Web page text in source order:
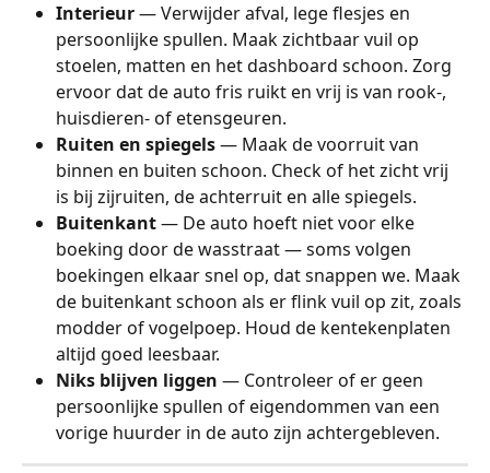
Interieur — Verwijder afval, lege flesjes en
persoonlijke spullen. Maak zichtbaar vuil op
stoelen, matten en het dashboard schoon. Zorg
ervoor dat de auto fris ruikt en vrij is van rook-,
huisdieren- of etensgeuren.
Ruiten en spiegels — Maak de voorruit van
binnen en buiten schoon. Check of het zicht vrij
is bij zijruiten, de achterruit en alle spiegels.
Buitenkant — De auto hoeft niet voor elke
boeking door de wasstraat — soms volgen
boekingen elkaar snel op, dat snappen we. Maak
de buitenkant schoon als er flink vuil op zit, zoals
modder of vogelpoep. Houd de kentekenplaten
altijd goed leesbaar.
Niks blijven liggen — Controleer of er geen
persoonlijke spullen of eigendommen van een
vorige huurder in de auto zijn achtergebleven.